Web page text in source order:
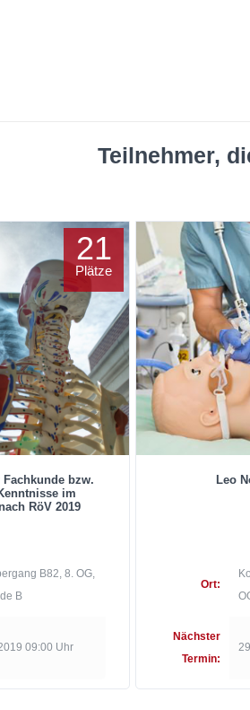
Teilnehmer,
bzw.
im
RöV 2019
B82, 8. OG,
B
09:00 Uhr
21
Plätze
Leo
Ort:
Nächster
Termin: